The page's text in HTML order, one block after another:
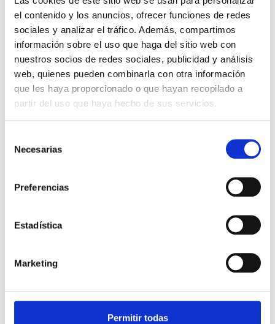
el contenido y los anuncios, ofrecer funciones de redes
sociales y analizar el tráfico. Además, compartimos
información sobre el uso que haga del sitio web con
nuestros socios de redes sociales, publicidad y análisis
web, quienes pueden combinarla con otra información
que les haya proporcionado o que hayan recopilado a
partir del uso que haya hecho de sus servicios.
Necesarias
Preferencias
Estadística
Marketing
Permitir todas
tiene como objetivo seguir trabajando en beneficio de
la salud, con la filosofía de mantener el equilibrio entre
la renovación y la tradición de la profesión
farmacéutica.